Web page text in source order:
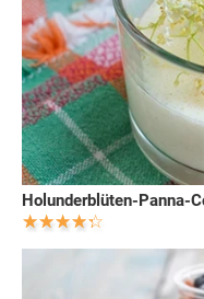
Holunderblüten-Panna-